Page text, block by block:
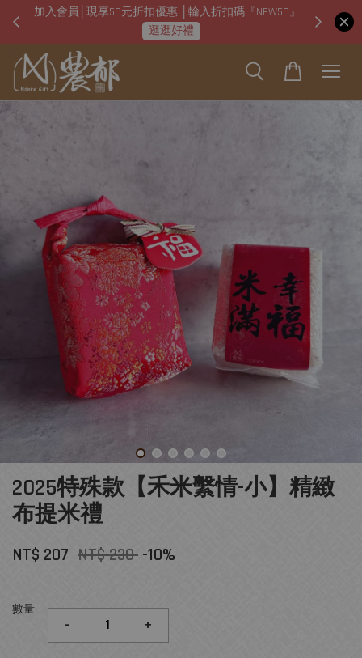
加入會員│現享50元折扣優惠 │輸入折扣碼『NEW50』
逛逛好禮
即日
2025特殊款【禾米繫情-小】精緻
布提米禮
NT$ 207 NT$ 230 -10%
數量
- +